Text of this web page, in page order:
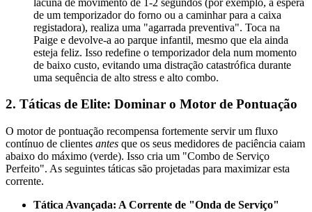
de um temporizador do forno ou a caminhar para a caixa
registadora), realiza uma "agarrada preventiva". Toca na
Paige e devolve-a ao parque infantil, mesmo que ela ainda
esteja feliz. Isso redefine o temporizador dela num momento
de baixo custo, evitando uma distração catastrófica durante
uma sequência de alto stress e alto combo.
2. Táticas de Elite: Dominar o Motor de Pontuação
O motor de pontuação recompensa fortemente servir um fluxo
contínuo de clientes antes que os seus medidores de paciência caiam
abaixo do máximo (verde). Isso cria um "Combo de Serviço
Perfeito". As seguintes táticas são projetadas para maximizar esta
corrente.
Tática Avançada: A Corrente de "Onda de Serviço"